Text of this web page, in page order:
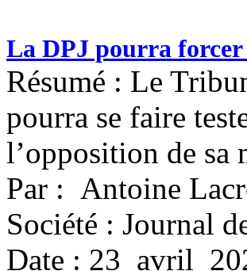
La DPJ pourra forcer
Résumé : Le
pourra se faire
l’opposition de sa
Par : Antoine
Société : Journal
Date : 23 avril